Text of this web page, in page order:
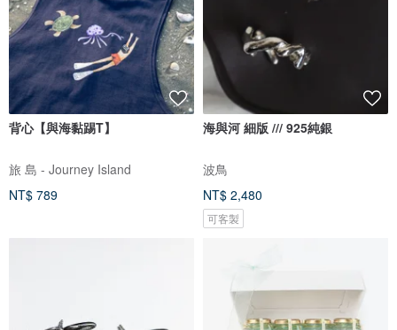
背心【與海黏踢T】
旅 島 - Journey Island
NT$ 789
海與河 細版 /// 925純銀
波鳥
NT$ 2,480
可客製